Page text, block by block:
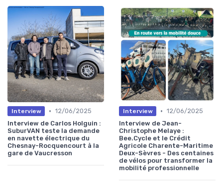
Interview • 12/06/2025
Interview de Carlos Holguin :
SuburVAN teste la demande
en navette électrique du
Chesnay-Rocquencourt à la
gare de Vaucresson
Interview • 12/06/2025
Interview de Jean-
Christophe Melaye :
Bee.Cycle et le Crédit
Agricole Charente-Maritime
Deux-Sèvres - Des centaines
de vélos pour transformer la
mobilité professionnelle